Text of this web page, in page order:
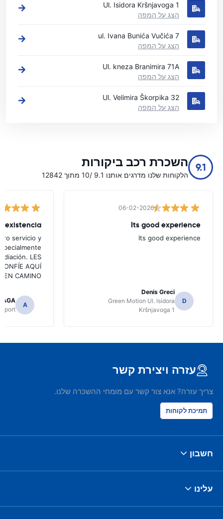
Ul. Isidora Kršnjavoga 1
הצג על המפה
ul. Ivana Bunića Vučića 7
הצג על המפה
Ul. kneza Branimira 71A
הצג על המפה
Ul. Velimira Škorpika 32
הצג על המפה
9.1 השכרת רכב ביקורות
הלקוחות שלנו מדרגים אותנו 9.1 /10 מתוך 12842
06-02-2026
Its good experience
Its good experience
D
Denis Greci
Green Motion Ul. Isidora
Kršnjavoga 1
servicio y
LES
AQUÍ
CAMINO!!!
A
עזרה ויצירת קשר
צריך עזרה? אנא צור קשר עם מומחי ההשכרה שלנו.
תמיכת לקוחות
חשבון
עלינו